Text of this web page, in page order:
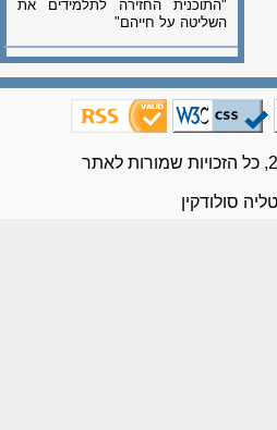
"התוכנית החזירה לתלמידים את
השליטה על חייהם"
סולודקין